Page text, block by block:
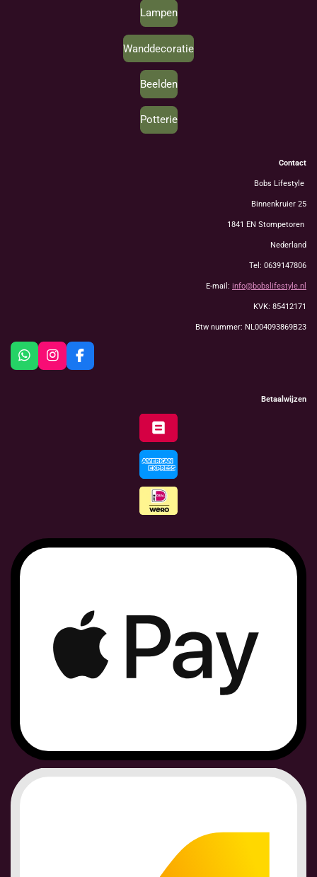
Lampen
Wanddecoratie
Beelden
Potterie
Contact
Bobs Lifestyle
Binnenkruier 25
1841 EN Stompetoren
Nederland
Tel: 0639147806
E-mail: info@bobslifestyle.nl
KVK: 85412171
Btw nummer: NL004093869B23
W
h
I
n
F
a
Betaalwijzen